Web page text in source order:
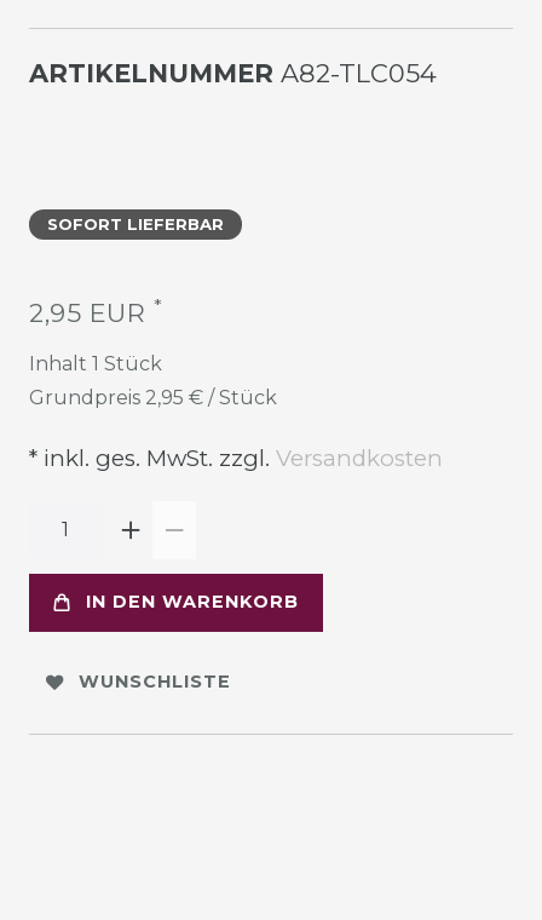
ARTIKELNUMMER A82-TLC054
SOFORT LIEFERBAR
2,95 EUR *
Inhalt 1 Stück
Grundpreis 2,95 € / Stück
* inkl. ges. MwSt. zzgl. Versandkosten
IN DEN WARENKORB
WUNSCHLISTE